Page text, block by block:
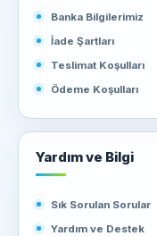
Banka Bilgilerimiz
İade Şartları
Teslimat Koşulları
Ödeme Koşulları
Yardım ve Bilgi
Sık Sorulan Sorular
Yardım ve Destek